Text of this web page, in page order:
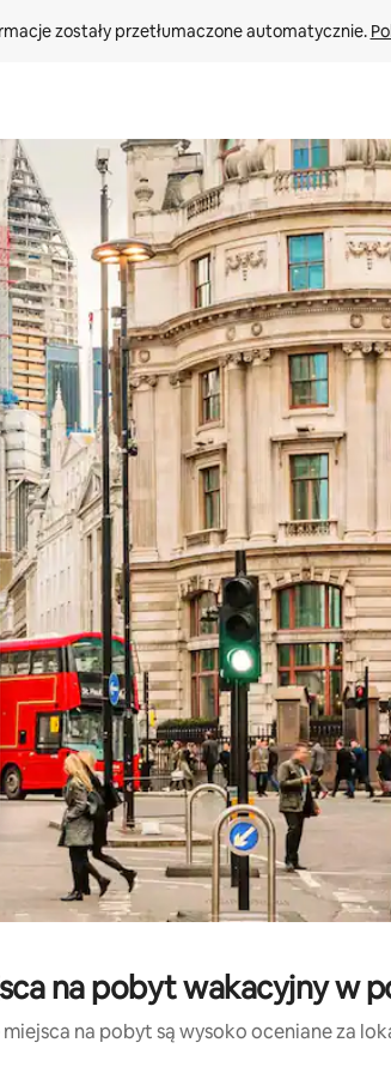
zostały przetłumaczone automatycznie.
klawiszy strzałek w górę i w dół lub
na pobyt wakacyjny w
na pobyt są wysoko oceniane za